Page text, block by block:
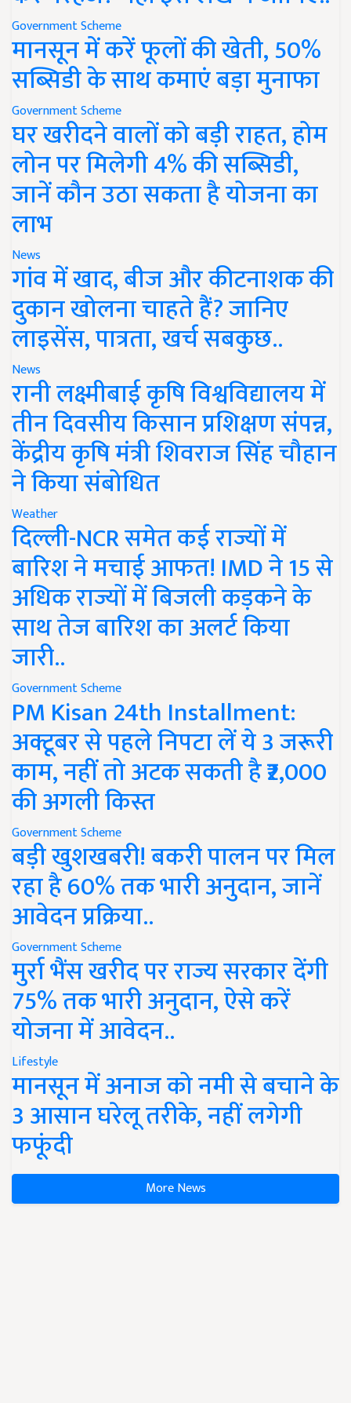
Government Scheme
मानसून में करें फूलों की खेती, 50%
सब्सिडी के साथ कमाएं बड़ा मुनाफा
Government Scheme
घर खरीदने वालों को बड़ी राहत, होम
लोन पर मिलेगी 4% की सब्सिडी,
जानें कौन उठा सकता है योजना का
लाभ
News
गांव में खाद, बीज और कीटनाशक की
दुकान खोलना चाहते हैं? जानिए
लाइसेंस, पात्रता, खर्च सबकुछ..
News
रानी लक्ष्मीबाई कृषि विश्वविद्यालय में
तीन दिवसीय किसान प्रशिक्षण संपन्न,
केंद्रीय कृषि मंत्री शिवराज सिंह चौहान
ने किया संबोधित
Weather
दिल्ली-NCR समेत कई राज्यों में
बारिश ने मचाई आफत! IMD ने 15 से
अधिक राज्यों में बिजली कड़कने के
साथ तेज बारिश का अलर्ट किया
जारी..
Government Scheme
PM Kisan 24th Installment:
अक्टूबर से पहले निपटा लें ये 3 जरूरी
काम, नहीं तो अटक सकती है ₹2,000
की अगली किस्त
Government Scheme
बड़ी खुशखबरी! बकरी पालन पर मिल
रहा है 60% तक भारी अनुदान, जानें
आवेदन प्रक्रिया..
Government Scheme
मुर्रा भैंस खरीद पर राज्य सरकार देंगी
75% तक भारी अनुदान, ऐसे करें
योजना में आवेदन..
Lifestyle
मानसून में अनाज को नमी से बचाने के
3 आसान घरेलू तरीके, नहीं लगेगी
फफूंदी
More News